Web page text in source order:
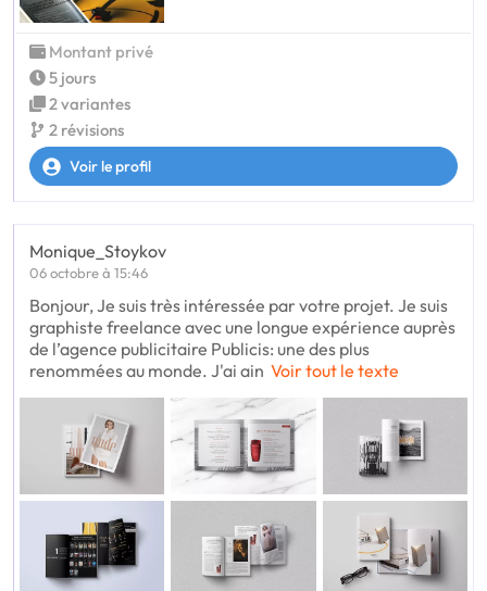
Montant privé
5 jours
2 variantes
2 révisions
Voir le profil
Monique_Stoykov
06 octobre à 15:46
Bonjour, Je suis très intéressée par votre projet. Je suis
graphiste freelance avec une longue expérience auprès
de l’agence publicitaire Publicis: une des plus
renommées au monde. J'ai ain Voir tout le texte